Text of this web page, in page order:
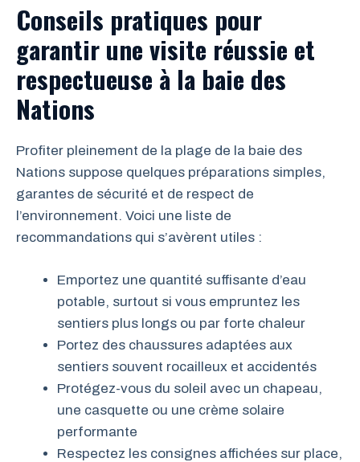
Conseils pratiques pour
garantir une visite réussie et
respectueuse à la baie des
Nations
Profiter pleinement de la plage de la baie des
Nations suppose quelques préparations simples,
garantes de sécurité et de respect de
l’environnement. Voici une liste de
recommandations qui s’avèrent utiles :
Emportez une quantité suffisante d’eau
potable, surtout si vous empruntez les
sentiers plus longs ou par forte chaleur
Portez des chaussures adaptées aux
sentiers souvent rocailleux et accidentés
Protégez-vous du soleil avec un chapeau,
une casquette ou une crème solaire
performante
Respectez les consignes affichées sur place,